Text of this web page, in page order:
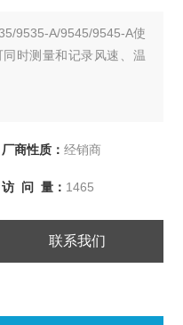
9535-A/9545/9545-A使
时测量和记录风速、温
厂商性质： 经销商
访 问 量： 1465
联系我们